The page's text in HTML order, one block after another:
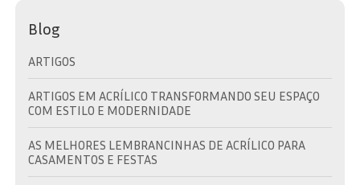
Blog
ARTIGOS
ARTIGOS EM ACRÍLICO TRANSFORMANDO SEU ESPAÇO
COM ESTILO E MODERNIDADE
AS MELHORES LEMBRANCINHAS DE ACRÍLICO PARA
CASAMENTOS E FESTAS